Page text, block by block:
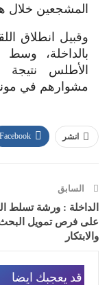
المشجعين خلال
وقبيل انطلاق
بالداخلة،
الأطلس
مشوارهم في مونديال 2026 في
انشر Facebook
السابق
الداخلة : ورشة تسلط
على فرص تمويل
والابتكار
قد يعجبك ايضا